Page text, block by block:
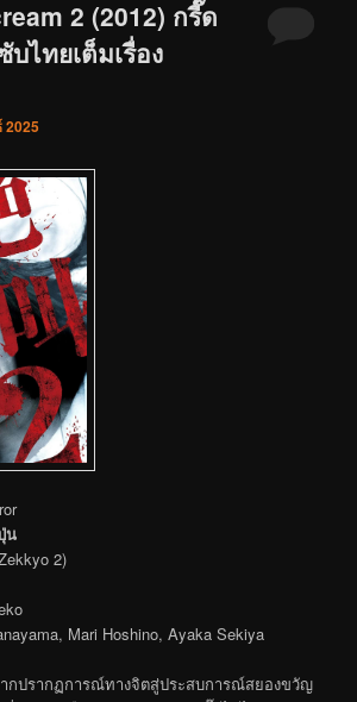
2 (2012) กรี๊ด
บไทยเต็มเรื่อง
2025
น
2)
Mari Hoshino, Ayaka Sekiya
กปรากฏการณ์ทางจิตสู่ประสบการณ์สยองขวัญ